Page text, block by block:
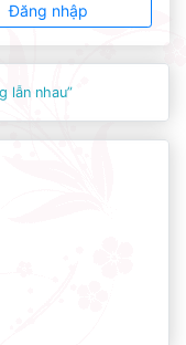
Đăng nhập
lẫn nhau”